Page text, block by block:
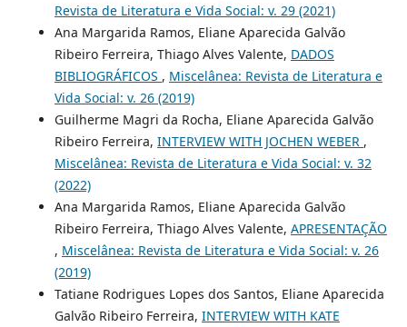
Revista de Literatura e Vida Social: v. 29 (2021)
Ana Margarida Ramos, Eliane Aparecida Galvão
Ribeiro Ferreira, Thiago Alves Valente, DADOS
BIBLIOGRÁFICOS , Miscelânea: Revista de Literatura e
Vida Social: v. 26 (2019)
Guilherme Magri da Rocha, Eliane Aparecida Galvão
Ribeiro Ferreira, INTERVIEW WITH JOCHEN WEBER ,
Miscelânea: Revista de Literatura e Vida Social: v. 32
(2022)
Ana Margarida Ramos, Eliane Aparecida Galvão
Ribeiro Ferreira, Thiago Alves Valente, APRESENTAÇÃO
, Miscelânea: Revista de Literatura e Vida Social: v. 26
(2019)
Tatiane Rodrigues Lopes dos Santos, Eliane Aparecida
Galvão Ribeiro Ferreira, INTERVIEW WITH KATE